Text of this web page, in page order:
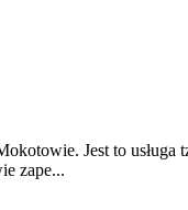
Jest to
zape...